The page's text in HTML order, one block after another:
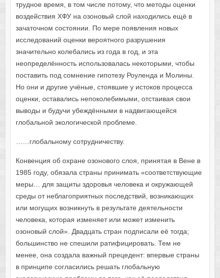
трудное время, в том числе потому, что методы оценки
воздействия ХФУ на озоновый слой находились ещё в
зачаточном состоянии. По мере появления новых
исследований оценки вероятного разрушения
значительно колебались из года в год, и эта
неопределённость использовалась некоторыми, чтобы
поставить под сомнение гипотезу Роуленда и Молины.
Но они и другие учёные, стоявшие у истоков процесса
оценки, оставались непоколебимыми, отстаивая свои
выводы и будучи убеждёнными в надвигающейся
глобальной экологической проблеме.
……глобальному сотрудничеству.
Конвенция об охране озонового слоя, принятая в Вене в
1985 году, обязала страны принимать «соответствующие
меры… для защиты здоровья человека и окружающей
среды от неблагоприятных последствий, возникающих
или могущих возникнуть в результате деятельности
человека, которая изменяет или может изменить
озоновый слой». Двадцать стран подписали её тогда;
большинство не спешили ратифицировать. Тем не
менее, она создала важный прецедент: впервые страны
в принципе согласились решать глобальную